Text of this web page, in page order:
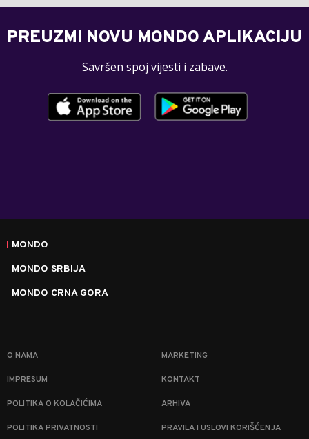
PREUZMI NOVU MONDO APLIKACIJU
Savršen spoj vijesti i zabave.
MONDO
MONDO SRBIJA
MONDO CRNA GORA
O NAMA MARKETING
IMPRESUM KONTAKT
POLITIKA O KOLAČIĆIMA ARHIVA
POLITIKA PRIVATNOSTI PRAVILA I USLOVI KORIŠĆENJA